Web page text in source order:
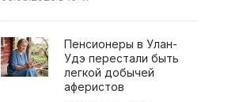
Пенсионеры в Улан-
Удэ перестали быть
легкой добычей
аферистов